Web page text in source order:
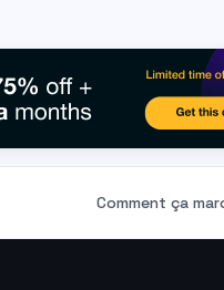
Comment ça